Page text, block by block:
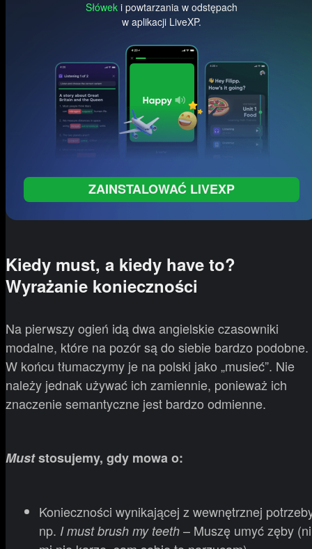
Słówek i powtarzania w odstępach
w aplikacji LiveXP.
ZAINSTALOWAĆ LIVEXP
Kiedy must, a kiedy have to?
Wyrażanie konieczności
Na pierwszy ogień idą dwa angielskie czasowniki
modalne, które na pozór są do siebie bardzo podobne.
W końcu tłumaczymy je na polski jako „musieć”. Nie
należy jednak używać ich zamiennie, ponieważ ich
znaczenie semantyczne jest bardzo odmienne.
Muststosujemy, gdy mowa o:
Konieczności wynikającej z wewnętrznej
np. I must brush my teeth – Muszę umyć zęby